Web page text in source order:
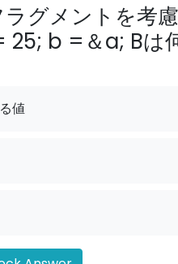
グメントを考
25; b =＆a; Bは
値